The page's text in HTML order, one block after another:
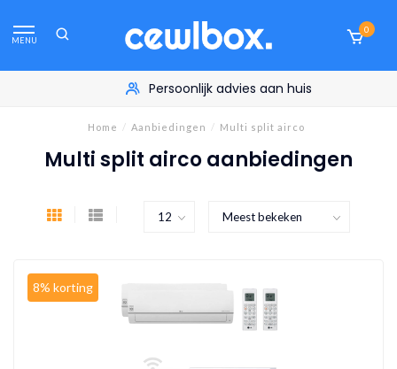
MENU
0
Persoonlijk advies aan huis
Home / Aanbiedingen / Multi split airco
Multi split airco aanbiedingen
8% korting